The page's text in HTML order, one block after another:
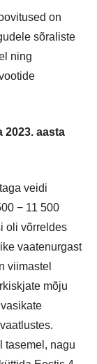
on
sõraliste
ning
aasta
veidi
− 11 500
oli võrreldes
vaatenurgast
viimastel
mõju
tasemel, nagu